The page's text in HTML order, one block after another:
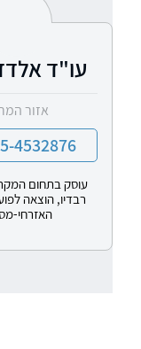
עו"ד
אזור
4532876
עוסק בתחום
רבדיו, הוצאה
האזרחי-